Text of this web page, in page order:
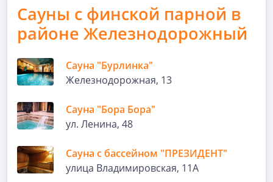
Сауны с финской парной в
районе Железнодорожный
Сауна "Бурлинка"
Железнодорожная, 13
Сауна "Бора Бора"
ул. Ленина, 48
Сауна с бассейном "ПРЕЗИДЕНТ"
улица Владимировская, 11А